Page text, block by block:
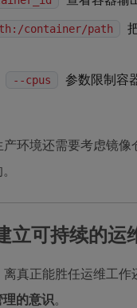
container/path
--cpus
参数限制容
环境还需要考虑镜
立可持续的运
真正能胜任运维工
理的意识。